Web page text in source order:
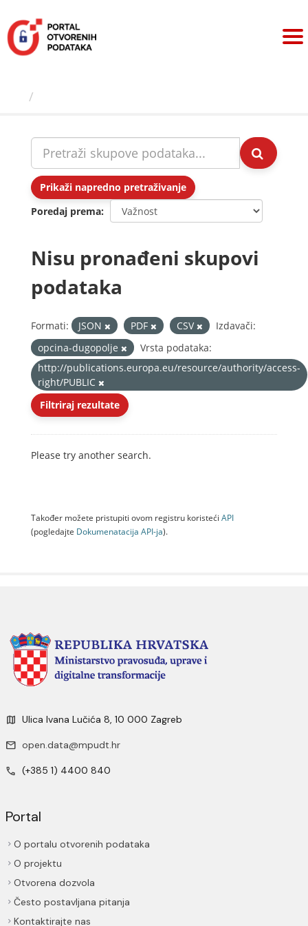
sadržaj
Prikaži napredno pretraživanje
Poredaj prema
Nisu pronađeni skupovi
podataka
Formati: JSON PDF CSV
Izdavači:
opcina-dugopolje
Vrsta podataka:
http://publications.europa.eu/resource/authority/access-
right/PUBLIC
Filtriraj rezultate
Please try another search.
Također možete pristupiti ovom registru koristeći API
(pogledajte Dokumenаtаcijа API-jа).